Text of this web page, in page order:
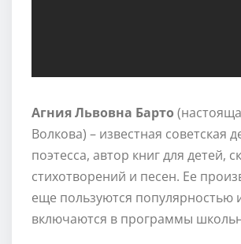
Агния Львовна Барто
Волкова) – известная советская
поэтесса, автор книг для детей,
стихотворений и песен. Ее
еще пользуются популярностью
включаются в программы